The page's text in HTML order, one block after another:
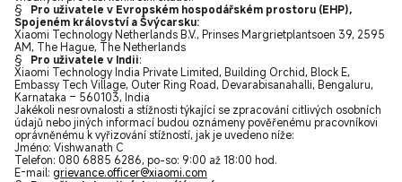
§ Pro uživatele v Evropském hospodářském prostoru (EHP),
Spojeném království a Švýcarsku:
Xiaomi Technology Netherlands B.V., Prinses Margrietplantsoen 39, 2595
AM, The Hague, The Netherlands
§ Pro uživatele v Indii:
Xiaomi Technology India Private Limited, Building Orchid, Block E,
Embassy Tech Village, Outer Ring Road, Devarabisanahalli, Bengaluru,
Karnataka – 560103, India
Jakékoli nesrovnalosti a stížnosti týkající se zpracování citlivých osobních
údajů nebo jiných informací budou oznámeny pověřenému pracovníkovi
oprávněnému k vyřizování stížností, jak je uvedeno níže:
Jméno: Vishwanath C
Telefon: 080 6885 6286, po-so: 9:00 až 18:00 hod.
E-mail: grievance.officer@xiaomi.com